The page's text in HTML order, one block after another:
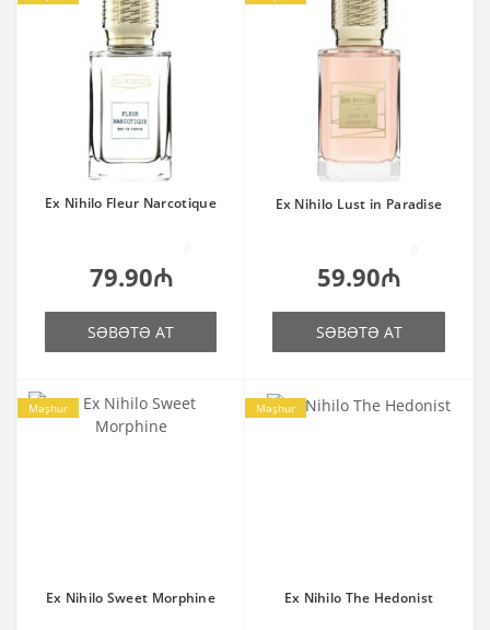
Ex Nihilo Fleur Narcotique
79.90₼
SƏBƏTƏ AT
Ex Nihilo Lust in Paradise
59.90₼
SƏBƏTƏ AT
Məşhur
Ex Nihilo Sweet Morphine
Məşhur
Ex Nihilo The Hedonist